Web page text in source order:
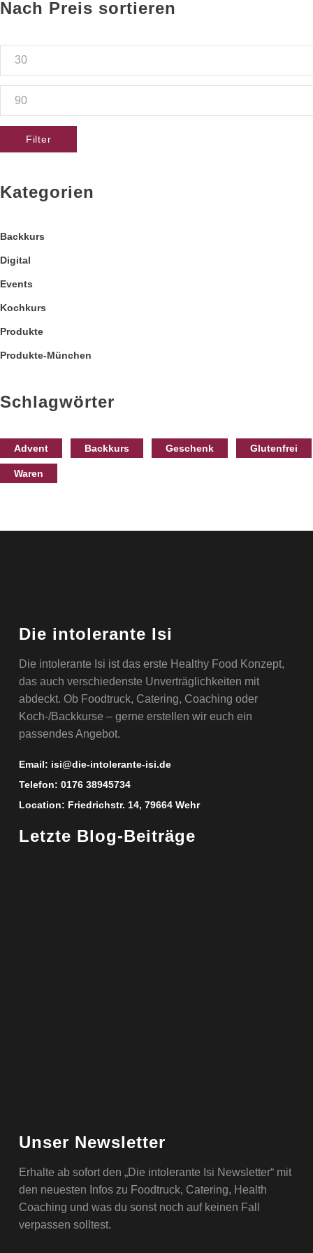
Nach Preis sortieren
Min
Max
Filter
Kategorien
Backkurs
Digital
Events
Kochkurs
Produkte
Produkte-München
Schlagwörter
Advent Backkurs Geschenk Glutenfrei
Waren
Die intolerante Isi
Die intolerante Isi ist das erste Healthy Food Konzept,
das auch verschiedenste Unverträglichkeiten mit
abdeckt. Ob Foodtruck, Catering, Coaching oder
Koch-/Backkurse – gerne erstellen wir euch ein
passendes Angebot.
Email: isi@die-intolerante-isi.de
Telefon: 0176 38945734
Location: Friedrichstr. 14, 79664 Wehr
Letzte Blog-Beiträge
Unser Newsletter
Erhalte ab sofort den „Die intolerante Isi Newsletter“ mit
den neuesten Infos zu Foodtruck, Catering, Health
Coaching und was du sonst noch auf keinen Fall
verpassen solltest.